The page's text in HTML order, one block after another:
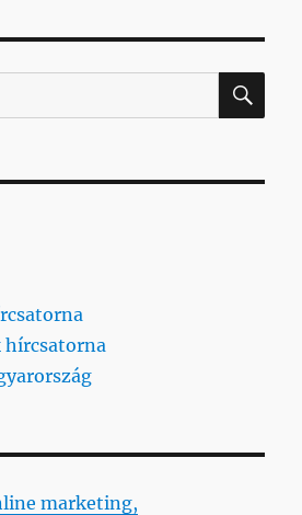
hírcsatorna
marketing,